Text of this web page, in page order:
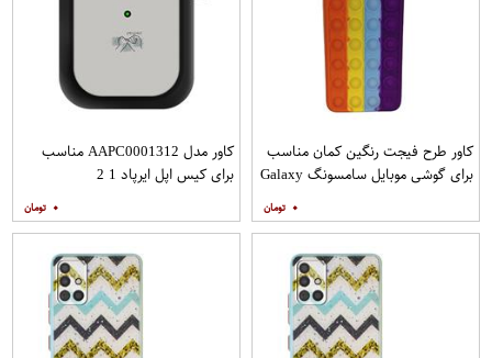
کاور طرح فیجت رنگین کمان مناسب
برای گوشی موبایل سامسونگ Galaxy
۰
کاور مدل AAPC0001312 مناسب
برای کیس اپل ایرپاد 1 2
۰